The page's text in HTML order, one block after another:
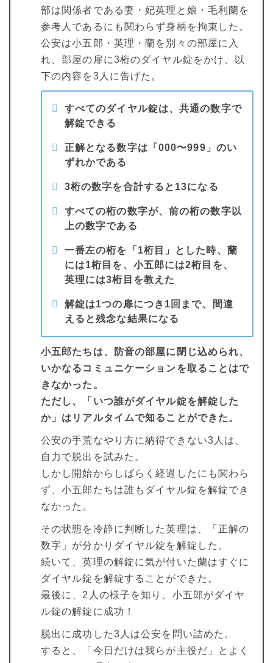
部は関係者である妻・妃英理と娘・毛利蘭を
参考人であるにも関わらず身柄を拘束した。
公安は小五郎・英理・蘭を別々の部屋に入
れ、部屋の扉に3桁のダイヤル錠をかけ、以
下の内容を3人に告げた。
すべてのダイヤル錠は、共通の数字で
解錠できる
正解となる数字は「000〜999」のい
ずれかである
3桁の数字を合計すると13になる
すべての桁の数字が、前の桁の数字以
上の数字である
一番左の桁を「1桁目」とした時、蘭
には1桁目を、小五郎には2桁目を、
英理には3桁目を教えた
解錠は1つの扉につき1回まで、間違
えると残念な結果になる
小五郎たちは、防音の部屋に閉じ込められ、
いかなるコミュニケーションを取ることはで
きなかった。
ただし、「いつ誰がダイヤル錠を解錠した
か」はリアルタイムで知ることができた。
公安の手荒なやり方に納得できない3人は、
自力で脱出を試みた。
しかし開始からしばらく経過したにも関わら
ず、小五郎たちは誰もダイヤル錠を解錠でき
なかった。
その状態を冷静に判断した英理は、「正解の
数字」が分かりダイヤル錠を解錠した。
続いて、英理の解錠に気が付いた蘭はすぐに
ダイヤル錠を解錠することができた。
最後に、2人の様子を知り、小五郎がダイヤ
ル錠の解錠に成功！
脱出に成功した3人は公安を問い詰めた。
すると、「今日だけは我らが主役だ」とよく